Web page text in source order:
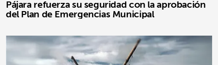
Pájara refuerza su seguridad con la aprobación
del Plan de Emergencias Municipal